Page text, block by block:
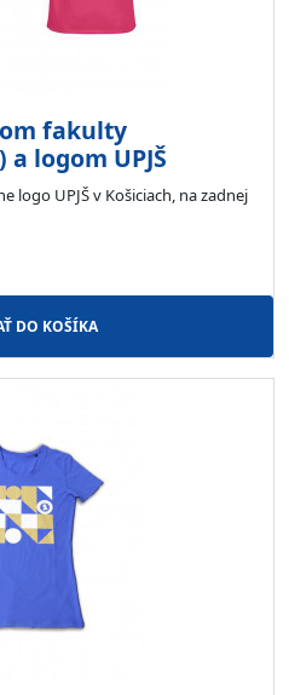
fakulty
logom UPJŠ
logo UPJŠ v Košiciach, na zadnej
DO KOŠÍKA